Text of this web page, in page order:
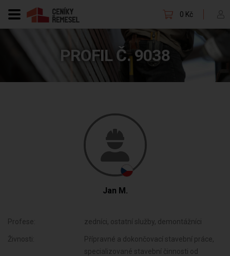
0 Kč
PROFIL Č. 9038
Jan M.
Profese: zedníci, ostatní služby, demontážníci
Živnosti:
Přípravné a dokončovací stavební práce,
specializované stavební činnosti od